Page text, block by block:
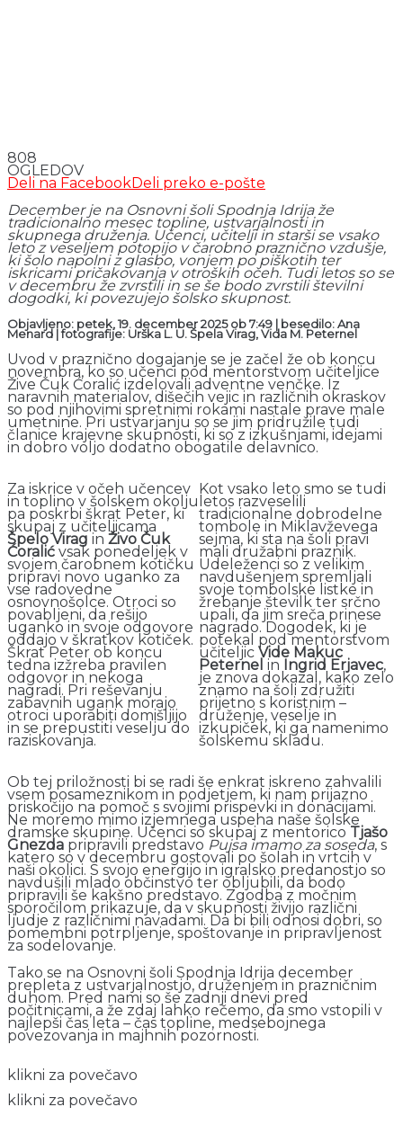
808
OGLEDOV
Deli na FacebookDeli preko e-pošte
December je na Osnovni šoli Spodnja Idrija že
tradicionalno mesec topline, ustvarjalnosti in
skupnega druženja. Učenci, učitelji in starši se vsako
leto z veseljem potopijo v čarobno praznično vzdušje,
ki šolo napolni z glasbo, vonjem po piškotih ter
iskricami pričakovanja v otroških očeh. Tudi letos so se
v decembru že zvrstili in se še bodo zvrstili številni
dogodki, ki povezujejo šolsko skupnost.
Objavljeno: petek, 19. december 2025 ob 7:49 | besedilo: Ana
Menard |fotografije: Urška L. U. Špela Virag, Vida M. Peternel
Uvod v praznično dogajanje se je začel že ob koncu
novembra, ko so učenci pod mentorstvom učiteljice
Žive Čuk Ćoralić izdelovali adventne venčke. Iz
naravnih materialov, dišečih vejic in različnih okraskov
so pod njihovimi spretnimi rokami nastale prave male
umetnine. Pri ustvarjanju so se jim pridružile tudi
članice krajevne skupnosti, ki so z izkušnjami, idejami
in dobro voljo dodatno obogatile delavnico.
Za iskrice v očeh učencev
in toplino v šolskem okolju
pa poskrbi škrat Peter, ki
skupaj z učiteljicama
Špelo Virag in Živo Čuk
Ćoralić vsak ponedeljek v
svojem čarobnem kotičku
pripravi novo uganko za
vse radovedne
osnovnošolce. Otroci so
povabljeni, da rešijo
uganko in svoje odgovore
oddajo v škratkov kotiček.
Škrat Peter ob koncu
tedna izžreba pravilen
odgovor in nekoga
nagradi. Pri reševanju
zabavnih ugank morajo
otroci uporabiti domišljijo
in se prepustiti veselju do
raziskovanja.
Kot vsako leto smo se tudi
letos razveselili
tradicionalne dobrodelne
tombole in Miklavževega
sejma, ki sta na šoli pravi
mali družabni praznik.
Udeleženci so z velikim
navdušenjem spremljali
svoje tombolske listke in
žrebanje številk ter srčno
upali, da jim sreča prinese
nagrado. Dogodek, ki je
potekal pod mentorstvom
učiteljicVide Makuc
Peternelin Ingrid Erjavec,
je znova dokazal, kako zelo
znamo na šoli združiti
prijetno s koristnim –
druženje, veselje in
izkupiček, ki ga namenimo
šolskemu skladu.
Ob tej priložnosti bi se radi še enkrat iskreno zahvalili
vsem posameznikom in podjetjem, ki nam prijazno
priskočijo na pomoč s svojimi prispevki in donacijami.
Ne moremo mimo izjemnega uspeha naše šolske
dramske skupine. Učenci so skupaj z mentorico Tjašo
Gnezda pripravili predstavo Pujsa imamo za soseda, s
katero so v decembru gostovali po šolah in vrtcih v
naši okolici. S svojo energijo in igralsko predanostjo so
navdušili mlado občinstvo ter obljubili, da bodo
pripravili še kakšno predstavo. Zgodba z močnim
sporočilom prikazuje, da v skupnosti živijo različni
ljudje z različnimi navadami. Da bi bili odnosi dobri, so
pomembni potrpljenje, spoštovanje in pripravljenost
za sodelovanje.
Tako se na Osnovni šoli Spodnja Idrija december
prepleta z ustvarjalnostjo, druženjem in prazničnim
duhom. Pred nami so še zadnji dnevi pred
počitnicami, a že zdaj lahko rečemo, da smo vstopili v
najlepši čas leta – čas topline, medsebojnega
povezovanja in majhnih pozornosti.
klikni za povečavo
klikni za povečavo